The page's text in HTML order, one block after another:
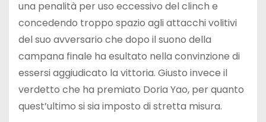
una penalità per uso eccessivo del clinch e
concedendo troppo spazio agli attacchi volitivi
del suo avversario che dopo il suono della
campana finale ha esultato nella convinzione di
essersi aggiudicato la vittoria. Giusto invece il
verdetto che ha premiato Doria Yao, per quanto
quest’ultimo si sia imposto di stretta misura.